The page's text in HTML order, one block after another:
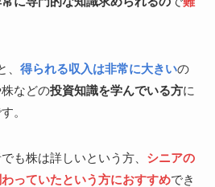
得られる収入は非常に大きいの
などの投資知識を学んでいる方に
。
も株は詳しいという方、 シニアの
っていたという方におすすめでき